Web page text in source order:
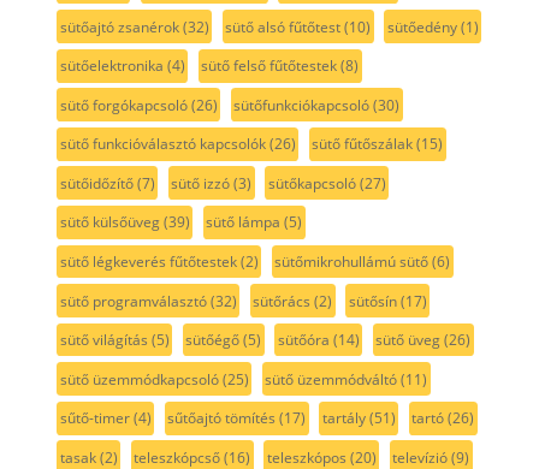
sütőajtó zsanérok(32) sütő alsó fűtőtest(10) sütőedény(1)
sütőelektronika (4) sütő felső fűtőtestek(8)
sütő forgókapcsoló(26) sütőfunkciókapcsoló(30)
sütő funkcióválasztó kapcsolók(26) sütő fűtőszálak(15)
sütőidőzítő(7) sütő izzó(3) sütőkapcsoló(27)
sütő külsőüveg(39) sütő lámpa (5)
sütő légkeverés fűtőtestek(2) sütőmikrohullámú sütő(6)
sütő programválasztó(32) sütőrács (2) sütősín(17)
sütő világítás (5) sütőégő(5) sütőóra (14) sütő üveg(26)
sütő üzemmódkapcsoló(25) sütő üzemmódváltó(11)
sűtő-timer(4) sűtőajtó tömítés (17) tartály(51) tartó(26)
tasak(2) teleszkópcső(16) teleszkópos (20) televízió(9)